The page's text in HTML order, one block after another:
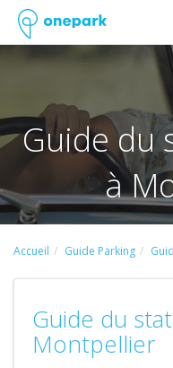
Guide du
à
Accueil Guide Parking
Guide du
Montpellier